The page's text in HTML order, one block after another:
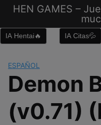
Saltar
contenido
HEN GAMES –
IA Hentai🔥 IA Citas💦
ESPAÑOL
Demon
(v0.71)